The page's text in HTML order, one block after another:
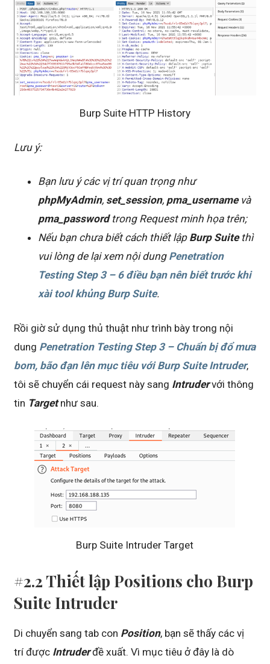
Burp Suite HTTP History
Lưu ý:
Bạn lưu ý các vị trí quan trọng như
phpMyAdmin, set_session, pma_usernamevà
pma_passwordtrong Request minh họa trên;
Nếu bạn chưa biết cách thiết lập Burp Suitethì
vui lòng de lại xem nội dung Penetration
Testing Step 3 – 6 điều bạn nên biết trước khi
xài tool khủng Burp Suite.
Rồi giờ sử dụng thủ thuật như trình bày trong nội
dung Penetration Testing Step 3 – Chuẩn bị đổ mưa
bom, bão đạn lên mục tiêu với Burp Suite Intruder,
tôi sẽ chuyển cái request này sang Intrudervới thông
tin Targetnhư sau.
Burp Suite Intruder Target
#2.2 Thiết lập Positions cho Burp
Suite Intruder
Di chuyển sang tab con Position, bạn sẽ thấy các vị
trí được Intruderđề xuất. Vì mục tiêu ở đây là dò